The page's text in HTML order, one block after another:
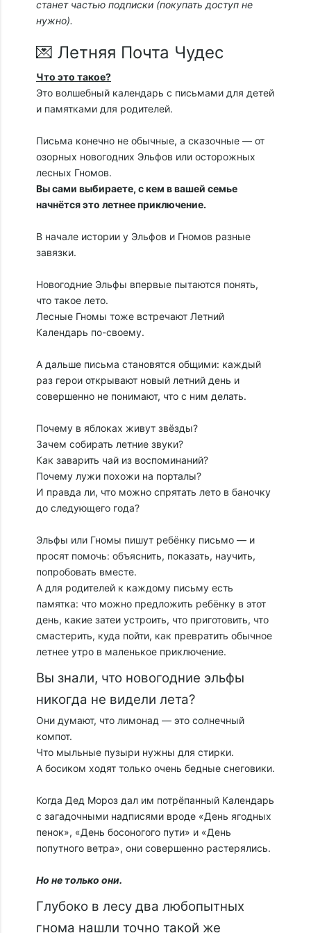
станет частью подписки (покупать доступ не
нужно).
💌 Летняя Почта Чудес
Что это такое?
Это волшебный календарь с письмами для детей
и памятками для родителей.
Письма конечно не обычные, а сказочные — от
озорных новогодних Эльфов или осторожных
лесных Гномов.
Вы сами выбираете, с кем в вашей семье
начнётся это летнее приключение.
В начале истории у Эльфов и Гномов разные
завязки.
Новогодние Эльфы впервые пытаются понять,
что такое лето.
Лесные Гномы тоже встречают Летний
Календарь по-своему.
А дальше письма становятся общими: каждый
раз герои открывают новый летний день и
совершенно не понимают, что с ним делать.
Почему в яблоках живут звёзды?
Зачем собирать летние звуки?
Как заварить чай из воспоминаний?
Почему лужи похожи на порталы?
И правда ли, что можно спрятать лето в баночку
до следующего года?
Эльфы или Гномы пишут ребёнку письмо — и
просят помочь: объяснить, показать, научить,
попробовать вместе.
А для родителей к каждому письму есть
памятка: что можно предложить ребёнку в этот
день, какие затеи устроить, что приготовить, что
смастерить, куда пойти, как превратить обычное
летнее утро в маленькое приключение.
Вы знали, что новогодние эльфы
никогда не видели лета?
Они думают, что лимонад — это солнечный
компот.
Что мыльные пузыри нужны для стирки.
А босиком ходят только очень бедные снеговики.
Когда Дед Мороз дал им потрёпанный Календарь
с загадочными надписями вроде «День ягодных
пенок», «День босоногого пути» и «День
попутного ветра», они совершенно растерялись.
Но не только они.
Глубоко в лесу два любопытных
гнома нашли точно такой же